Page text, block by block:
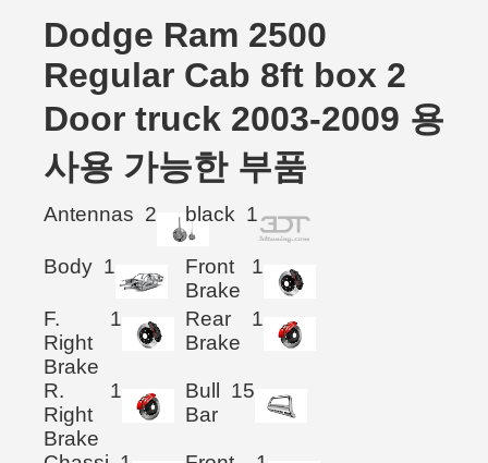
Dodge Ram 2500
Regular Cab 8ft box 2
Door truck 2003-2009 용
사용 가능한 부품
Antennas 2 black 1
Body 1
Front
Brake
1
F.
Right
Brake
1
Rear
Brake
1
R.
Right
Brake
1
Bull
Bar
15